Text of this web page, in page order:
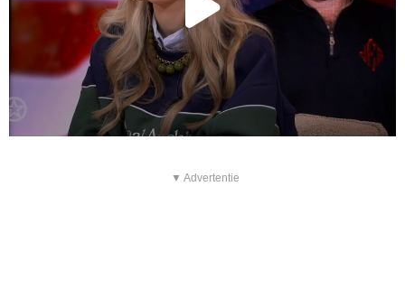
▼ Advertentie